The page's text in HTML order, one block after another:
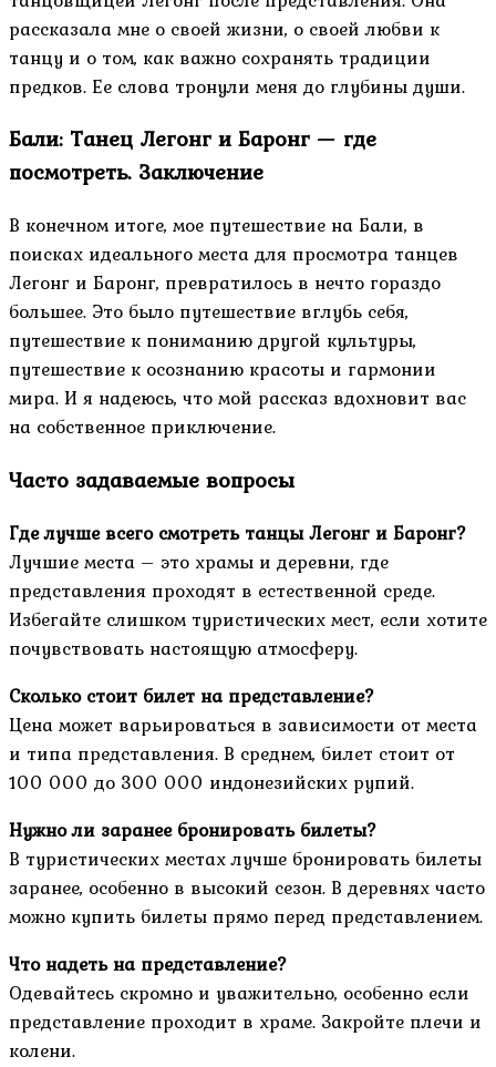
рассказала мне о своей жизни, о своей любви к
танцу и о том, как важно сохранять традиции
предков. Ее слова тронули меня до глубины души.
Бали: Танец Легонг и Баронг — где
посмотреть. Заключение
В конечном итоге, мое путешествие на Бали, в
поисках идеального места для просмотра танцев
Легонг и Баронг, превратилось в нечто гораздо
большее. Это было путешествие вглубь себя,
путешествие к пониманию другой культуры,
путешествие к осознанию красоты и гармонии
мира. И я надеюсь, что мой рассказ вдохновит вас
на собственное приключение.
Часто задаваемые вопросы
Где лучше всего смотреть танцы Легонг и Баронг?
Лучшие места – это храмы и деревни, где
представления проходят в естественной среде.
Избегайте слишком туристических мест, если хотите
почувствовать настоящую атмосферу.
Сколько стоит билет на представление?
Цена может варьироваться в зависимости от места
и типа представления. В среднем, билет стоит от
100 000 до 300 000 индонезийских рупий.
Нужно ли заранее бронировать билеты?
В туристических местах лучше бронировать билеты
заранее, особенно в высокий сезон. В деревнях часто
можно купить билеты прямо перед представлением.
Что надеть на представление?
Одевайтесь скромно и уважительно, особенно если
представление проходит в храме. Закройте плечи и
колени.